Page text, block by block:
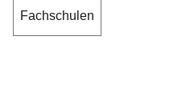
Fachschulen